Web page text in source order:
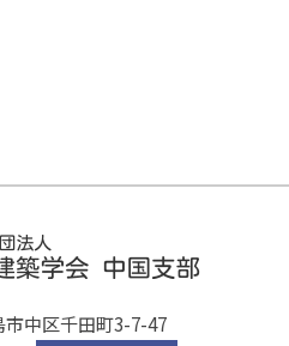
市中区千田町3-7-47